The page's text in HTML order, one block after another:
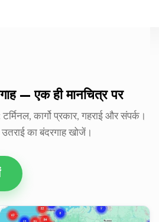
— एक ही मानचित्र पर
कार्गो प्रकार, गहराई और संपर्क।
का बंदरगाह खोजें।